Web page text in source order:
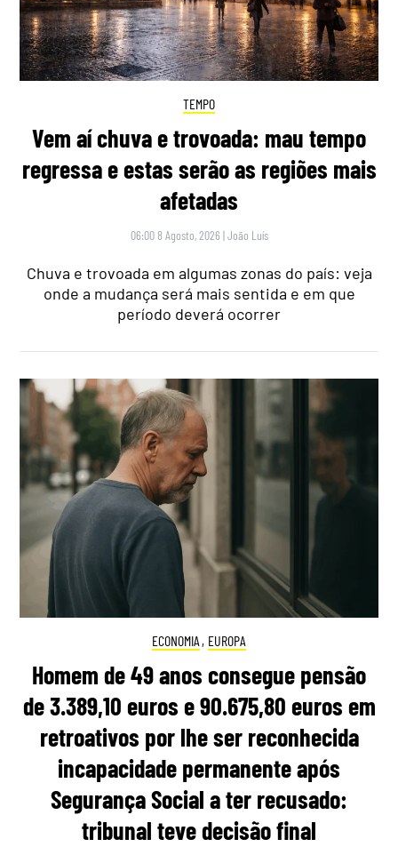
TEMPO
Vem aí chuva e trovoada: mau tempo
regressa e estas serão as regiões mais
afetadas
06:00 8 Agosto, 2026 |João Luís
Chuva e trovoada em algumas zonas do país: veja
onde a mudança será mais sentida e em que
período deverá ocorrer
ECONOMIA , EUROPA
Homem de 49 anos consegue pensão
de 3.389,10 euros e 90.675,80 euros em
retroativos por lhe ser reconhecida
incapacidade permanente após
Segurança Social a ter recusado:
tribunal teve decisão final